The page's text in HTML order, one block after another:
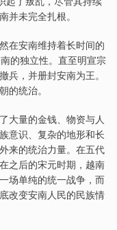
并未完全扎根。
在安南维持着长时间的
的独立性。直至明宣宗
，并册封安南为王。
的统治。
大量的金钱、物资与人
意识、复杂的地形和长
来的统治力量。在五代
之后的宋元时期，越南
场单纯的统一战争，而
改变安南人民的民族情